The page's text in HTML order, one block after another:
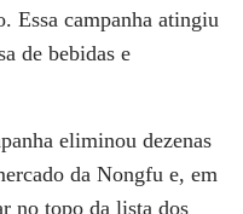
Essa campanha atingiu
de bebidas e
eliminou dezenas
da Nongfu e, em
no topo da lista dos